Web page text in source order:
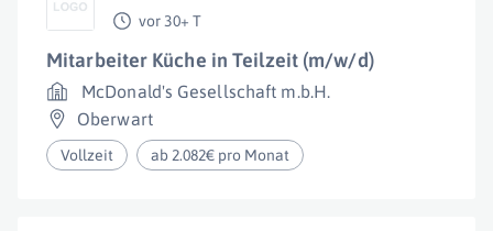
vor 30+ T
Mitarbeiter Küche in Teilzeit (m/w/d)
McDonald's Gesellschaft m.b.H.
Oberwart
Vollzeit ab 2.082€ pro Monat